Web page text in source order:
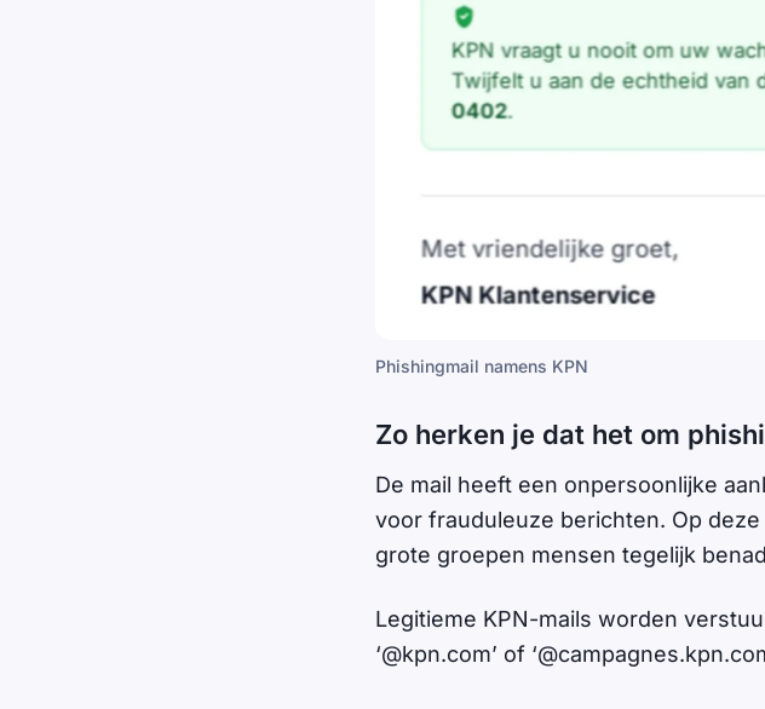
Phishingmail namens KPN
Zo herken je dat het om
De mail heeft een onpersoonlijke
voor frauduleuze berichten. Op
grote groepen mensen tegelijk
Legitieme KPN-mails worden
‘@kpn.com’ of